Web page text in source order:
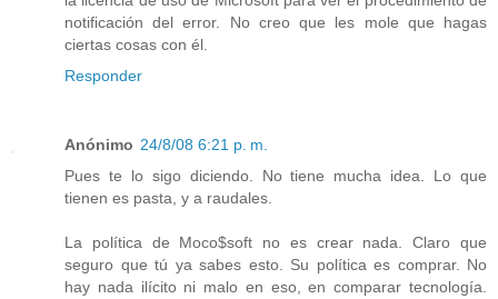
notificación del error. No creo que les mole que hagas
ciertas cosas con él.
Responder
Anónimo 24/8/08 6:21 p. m.
Pues te lo sigo diciendo. No tiene mucha idea. Lo que
tienen es pasta, y a raudales.
La política de Moco$soft no es crear nada. Claro que
seguro que tú ya sabes esto. Su política es comprar. No
hay nada ilícito ni malo en eso, en comparar tecnología.